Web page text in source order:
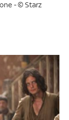
- © Starz